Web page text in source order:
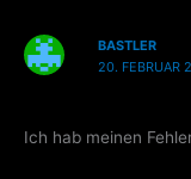
BASTLER
20. FEBRUAR
Ich hab meinen